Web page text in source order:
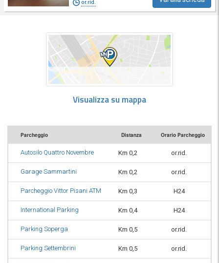
or.rid.
Visualizza su mappa
Parcheggio Distanza Orario Parcheggio
Autosilo Quattro Novembre Km 0,2 or.rid.
Garage Sammartini Km 0,2 or.rid.
Parcheggio Vittor Pisani ATM Km 0,3 H24
International Parking Km 0,4 H24
Parking Soperga Km 0,5 or.rid.
Parking Settembrini Km 0,5 or.rid.